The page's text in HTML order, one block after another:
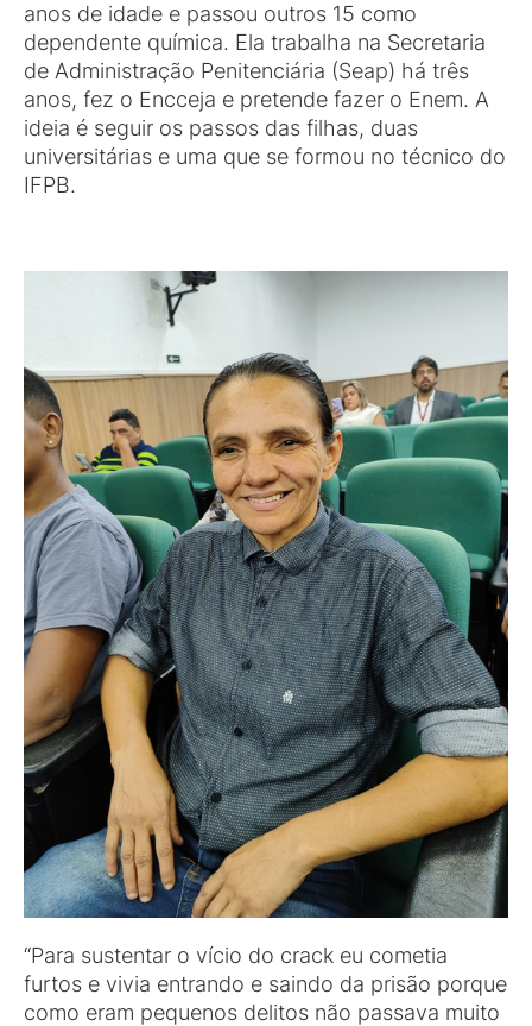
anos de idade e passou outros 15 como
dependente química. Ela trabalha na Secretaria
de Administração Penitenciária (Seap) há três
anos, fez o Encceja e pretende fazer o Enem. A
ideia é seguir os passos das filhas, duas
universitárias e uma que se formou no técnico do
IFPB.
“Para sustentar o vício do crack eu cometia
furtos e vivia entrando e saindo da prisão porque
como eram pequenos delitos não passava muito